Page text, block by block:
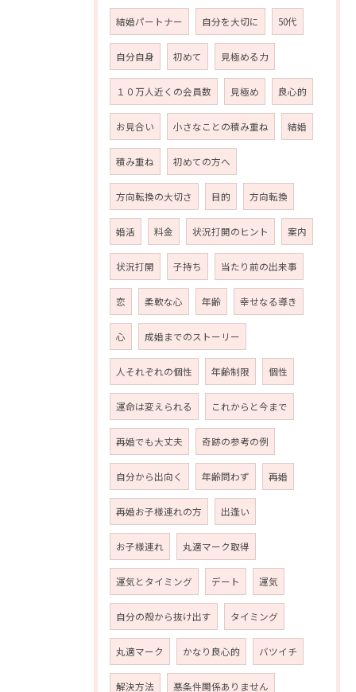
結婚パートナー 自分を大切に 50代
自分自身 初めて 見極める力
１０万人近くの会員数 見極め 良心的
お見合い 小さなことの積み重ね 結婚
積み重ね 初めての方へ
方向転換の大切さ 目的 方向転換
婚活 料金 状況打開のヒント 案内
状況打開 子持ち 当たり前の出来事
恋 柔軟な心 年齢 幸せなる導き
心 成婚までのストーリー
人それぞれの個性 年齢制限 個性
運命は変えられる これからと今まで
再婚でも大丈夫 奇跡の参考の例
自分から出向く 年齢問わず 再婚
再婚お子様連れの方 出逢い
お子様連れ 丸適マーク取得
運気とタイミング デート 運気
自分の殻から抜け出す タイミング
丸適マーク かなり良心的 バツイチ
解決方法 悪条件関係ありません